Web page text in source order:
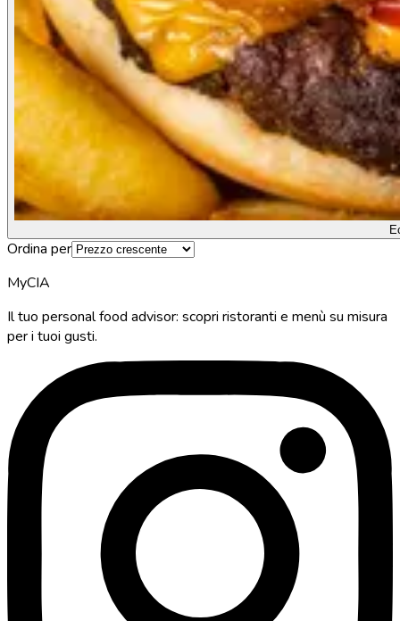
Ordina per
MyCIA
Il tuo personal food advisor: scopri ristoranti e menù su misura
per i tuoi gusti.